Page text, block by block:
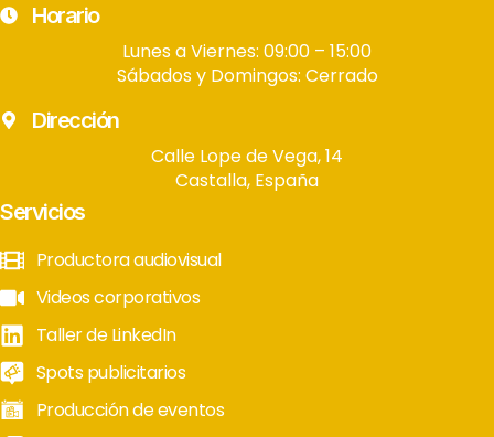
Horario
Lunes a Viernes: 09:00 – 15:00
Sábados y Domingos: Cerrado
Dirección
Calle Lope de Vega, 14
Castalla, España
Servicios
Productora audiovisual
Videos corporativos
Taller de LinkedIn
Spots publicitarios
Producción de eventos